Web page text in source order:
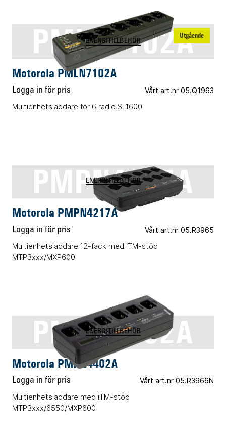
Utgående
PMLN7102A
ENERGITILLBEHÖR
Motorola PMLN7102A
Logga in för pris Vårt art.nr 05.Q1963
Multienhetsladdare för 6 radio SL1600
PMPN4217A
ENERGITILLBEHÖR
Motorola PMPN4217A
Logga in för pris Vårt art.nr 05.R3965
Multienhetsladdare 12-fack med iTM-stöd
MTP3xxx/MXP600
PMPN4402A
ENERGITILLBEHÖR
Motorola PMPN4402A
Logga in för pris Vårt art.nr 05.R3966N
Multienhetsladdare med iTM-stöd
MTP3xxx/6550/MXP600